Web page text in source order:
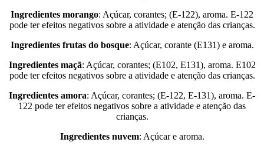
Ingredientes morango: Açúcar, corantes; (E-122), aroma. E-122
pode ter efeitos negativos sobre a atividade e atenção das crianças.
Ingredientes frutas do bosque: Açúcar, corante (E131) e aroma.
Ingredientes maçã: Açúcar, corantes; (E102, E131), aroma. E102
pode ter efeitos negativos sobre a atividade e atenção das crianças.
Ingredientes amora: Açúcar, corantes; (E-122, E-131), aroma. E-
122 pode ter efeitos negativos sobre a atividade e atenção das
crianças.
Ingredientes nuvem: Açúcar e aroma.